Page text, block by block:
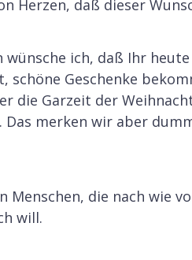
Herzen, daß dieser
wünsche ich, daß Ihr
schöne Geschenke
die Garzeit der
Das merken wir aber
Menschen, die nach wie
will.